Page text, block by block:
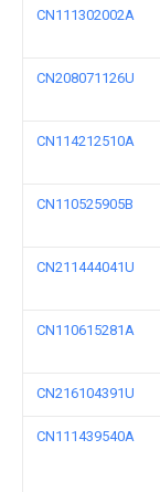
CN111302002A
CN208071126U
CN114212510A
CN110525905B
CN211444041U
CN110615281A
CN216104391U
CN111439540A